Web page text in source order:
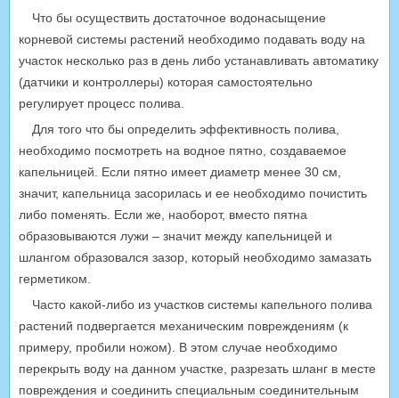
Что бы осуществить достаточное водонасыщение
корневой системы растений необходимо подавать воду на
участок несколько раз в день либо устанавливать автоматику
(датчики и контроллеры) которая самостоятельно
регулирует процесс полива.
Для того что бы определить эффективность полива,
необходимо посмотреть на водное пятно, создаваемое
капельницей. Если пятно имеет диаметр менее 30 см,
значит, капельница засорилась и ее необходимо почистить
либо поменять. Если же, наоборот, вместо пятна
образовываются лужи – значит между капельницей и
шлангом образовался зазор, который необходимо замазать
герметиком.
Часто какой-либо из участков системы капельного полива
растений подвергается механическим повреждениям (к
примеру, пробили ножом). В этом случае необходимо
перекрыть воду на данном участке, разрезать шланг в месте
повреждения и соединить специальным соединительным